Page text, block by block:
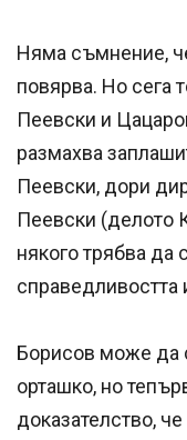
Няма съмнение,
повярва. Но сега
Пеевски и
размахва
Пеевски, дори
Пеевски (делото
някого трябва да
справедливостта
Борисов може да
орташко, но
доказателство,